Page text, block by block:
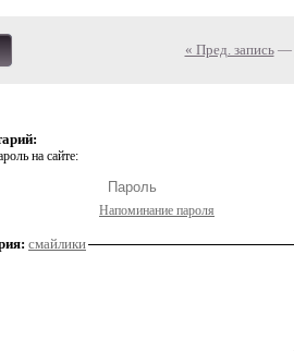
« Пред. запись—
на сайте:
Напоминание пароля
смайлики